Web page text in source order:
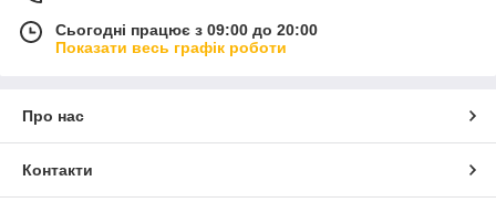
Сьогодні працює з 09:00 до 20:00
Показати весь графік роботи
Про нас
Контакти